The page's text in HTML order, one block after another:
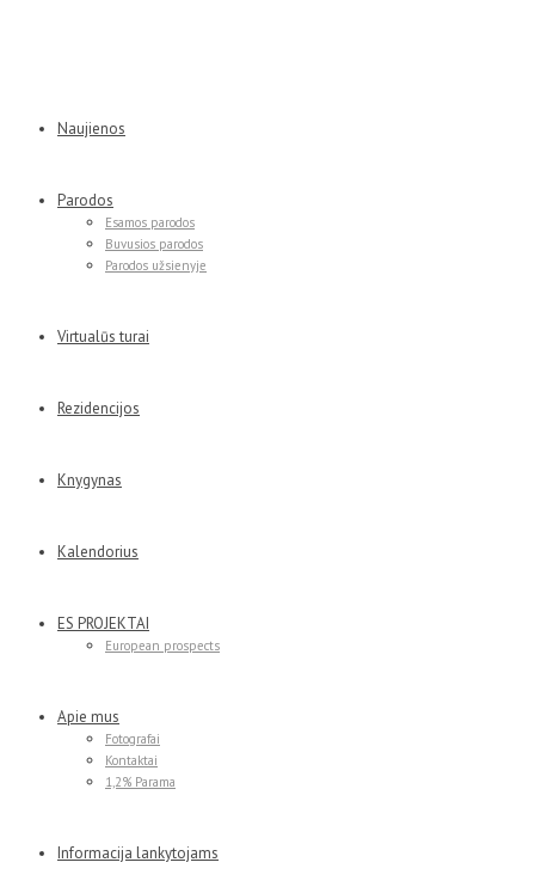
Naujienos
Parodos
Esamos parodos
Buvusios parodos
Parodos užsienyje
Virtualūs turai
Rezidencijos
Knygynas
Kalendorius
ES PROJEKTAI
European prospects
Apie mus
Fotografai
Kontaktai
1,2% Parama
Informacija lankytojams